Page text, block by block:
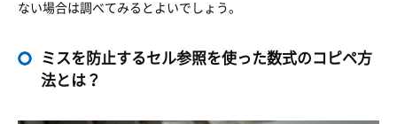
ない場合は調べてみるとよいでしょう。
ミスを防止するセル参照を使った数式のコピペ方
法とは？